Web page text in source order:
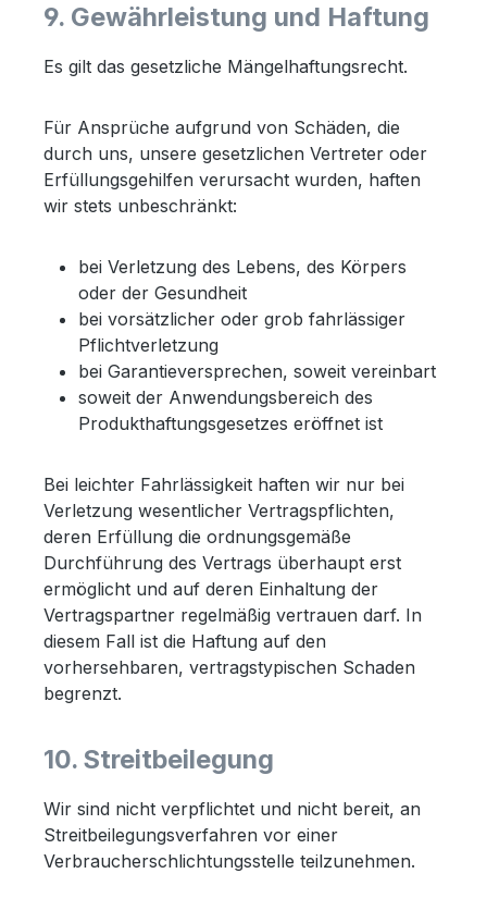
9. Gewährleistung und Haftung
Es gilt das gesetzliche Mängelhaftungsrecht.
Für Ansprüche aufgrund von Schäden, die
durch uns, unsere gesetzlichen Vertreter oder
Erfüllungsgehilfen verursacht wurden, haften
wir stets unbeschränkt:
bei Verletzung des Lebens, des Körpers
oder der Gesundheit
bei vorsätzlicher oder grob fahrlässiger
Pflichtverletzung
bei Garantieversprechen, soweit vereinbart
soweit der Anwendungsbereich des
Produkthaftungsgesetzes eröffnet ist
Bei leichter Fahrlässigkeit haften wir nur bei
Verletzung wesentlicher Vertragspflichten,
deren Erfüllung die ordnungsgemäße
Durchführung des Vertrags überhaupt erst
ermöglicht und auf deren Einhaltung der
Vertragspartner regelmäßig vertrauen darf. In
diesem Fall ist die Haftung auf den
vorhersehbaren, vertragstypischen Schaden
begrenzt.
10. Streitbeilegung
Wir sind nicht verpflichtet und nicht bereit, an
Streitbeilegungsverfahren vor einer
Verbraucherschlichtungsstelle teilzunehmen.